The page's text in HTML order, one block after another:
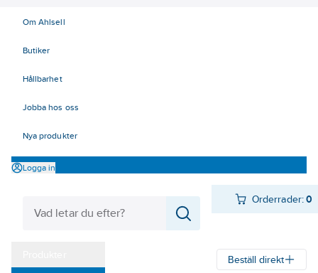
Om Ahlsell
Butiker
Hållbarhet
Jobba hos oss
Nya produkter
Logga in
Orderrader:0
Beställ direkt